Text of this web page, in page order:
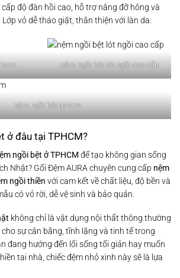
độ đàn hồi cao, hỗ trợ nâng đỡ hông và
vỏ dễ tháo giặt, thân thiện với làn da.
nệm ngồi bệt lót ngồi cao cấp
nệm ngồi bệt tphcm
ở đâu tại TPHCM?
ngồi bệt ở TPHCM để tạo không gian sống
Nhật? Gối Đệm AURA chuyên cung cấp nệm
ngồi thiền với cam kết về chất liệu, độ bền và
có vỏ rời, dễ vệ sinh và bảo quản.
không chỉ là vật dụng nội thất thông thường
sự cân bằng, tĩnh lặng và tinh tế trong
đang hướng đến lối sống tối giản hay muốn
tại nhà, chiếc đệm nhỏ xinh này sẽ là lựa